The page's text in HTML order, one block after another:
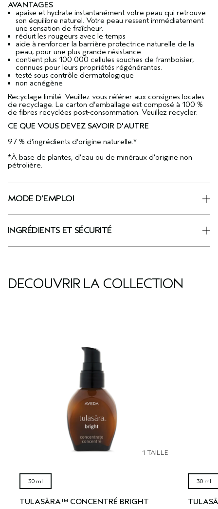
AVANTAGES
apaise et hydrate instantanément votre peau qui retrouve
son équilibre naturel. Votre peau ressent immédiatement
une sensation de fraîcheur.
réduit les rougeurs avec le temps
aide à renforcer la barrière protectrice naturelle de la
peau, pour une plus grande résistance
contient plus 100 000 cellules souches de framboisier,
connues pour leurs propriétés régénérantes.
testé sous contrôle dermatologique
non acnégène
Recyclage limité. Veuillez vous référer aux consignes locales
de recyclage. Le carton d’emballage est composé à 100 %
de fibres recyclées post-consommation. Veuillez recycler.
CE QUE VOUS DEVEZ SAVOIR D'AUTRE
97 % d’ingrédients d’origine naturelle.*
*À base de plantes, d’eau ou de minéraux d’origine non
pétrolière.
MODE D'EMPLOI
INGRÉDIENTS ET SÉCURITÉ
DÉCOUVRIR LA COLLECTION
1 TAILLE
30 ml
TULASĀRA™ CONCENTRÉ BRIGHT
30 ml